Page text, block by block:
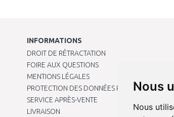
Nous
Nous
INFORMATIONS
DROIT DE RÉTRACTATION
FOIRE AUX QUESTIONS
MENTIONS LÉGALES
PROTECTION DES DONNÉES PERSONNELLES
SERVICE APRÈS-VENTE
LIVRAISON